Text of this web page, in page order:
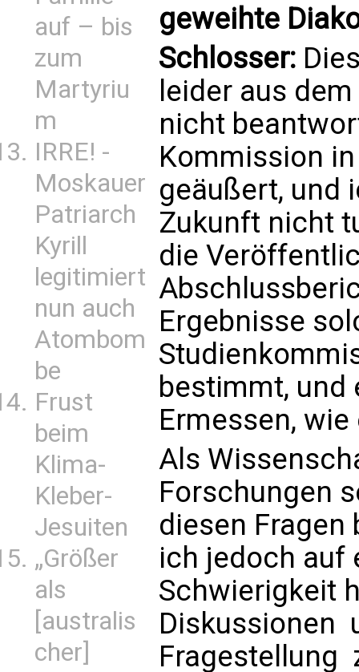
auf – bis
zum
Martyriu
m
IRRE! -
Moskauer
Patriarch
Kyrill
legitimiert
nun auch
Atombom
be
Frust
beim
Klima-
Kleber-
Jesuiten
„Größer
als
[australis
cher]
geweihte
Schlosser:
leider aus
nicht
Kommission
geäußert, und
Zukunft nicht
die
Ergebnisse
bestimmt, und
Ermessen,
Als
Forschungen
diesen
ich jedoch auf
Schwierigkeit
Diskussionen
Fragestellung